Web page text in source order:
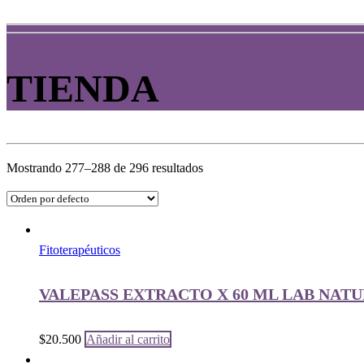
TIENDA
Mostrando 277–288 de 296 resultados
Fitoterapéuticos
VALEPASS EXTRACTO X 60 ML LAB
$20.500 Añadir al carrito